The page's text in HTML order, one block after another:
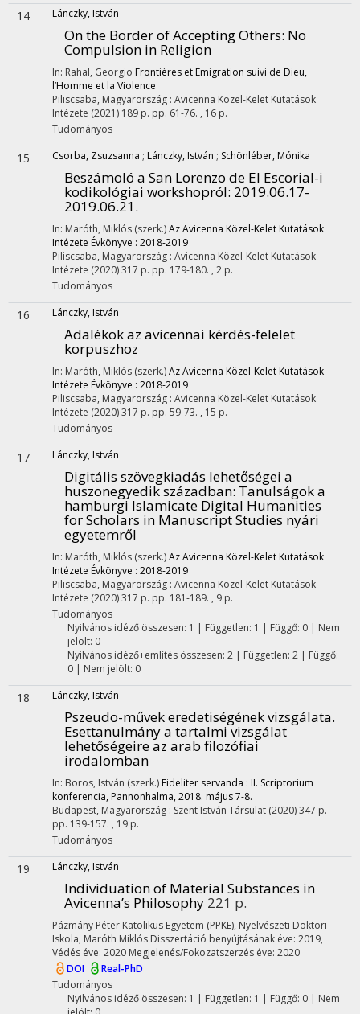
14 Lánczky, István
On the Border of Accepting Others: No
Compulsion in Religion
In: Rahal, Georgio Frontières et Emigration suivi de Dieu,
l’Homme et la Violence
Piliscsaba, Magyarország : Avicenna Közel-Kelet Kutatások
Intézete (2021) 189 p. pp. 61-76. , 16 p.
Tudományos
15 Csorba, Zsuzsanna ; Lánczky, István ; Schönléber, Mónika
Beszámoló a San Lorenzo de El Escorial-i
kodikológiai workshopról: 2019.06.17-
2019.06.21.
In: Maróth, Miklós (szerk.)Az Avicenna Közel-Kelet Kutatások
Intézete Évkönyve : 2018-2019
Piliscsaba, Magyarország : Avicenna Közel-Kelet Kutatások
Intézete (2020)317 p. pp. 179-180. , 2 p.
Tudományos
16 Lánczky, István
Adalékok az avicennai kérdés-felelet
korpuszhoz
In: Maróth, Miklós (szerk.)Az Avicenna Közel-Kelet Kutatások
Intézete Évkönyve : 2018-2019
Piliscsaba, Magyarország : Avicenna Közel-Kelet Kutatások
Intézete (2020)317 p. pp. 59-73. , 15 p.
Tudományos
17 Lánczky, István
Digitális szövegkiadás lehetőségei a
huszonegyedik században: Tanulságok a
hamburgi Islamicate Digital Humanities
for Scholars in Manuscript Studies nyári
egyetemről
In: Maróth, Miklós (szerk.)Az Avicenna Közel-Kelet Kutatások
Intézete Évkönyve : 2018-2019
Piliscsaba, Magyarország : Avicenna Közel-Kelet Kutatások
Intézete (2020)317 p. pp. 181-189. , 9 p.
Tudományos
Nyilvános idéző összesen: 1 | Független: 1 | Függő: 0 | Nem
jelölt: 0
Nyilvános idéző+említés összesen: 2| Független: 2 | Függő:
0 | Nem jelölt: 0
18 Lánczky, István
Pszeudo-művek eredetiségének vizsgálata.
Esettanulmány a tartalmi vizsgálat
lehetőségeire az arab filozófiai
irodalomban
In: Boros, István (szerk.) Fideliter servanda : II. Scriptorium
konferencia, Pannonhalma, 2018. május 7-8.
Budapest, Magyarország : Szent István Társulat (2020)347 p.
pp. 139-157. , 19 p.
Tudományos
19 Lánczky, István
Individuation of Material Substances in
Avicenna’s Philosophy 221 p.
Pázmány Péter Katolikus Egyetem (PPKE), Nyelvészeti Doktori
Iskola, Maróth Miklós Disszertáció benyújtásának éve: 2019,
Védés éve: 2020 Megjelenés/Fokozatszerzés éve: 2020
DOI
Real-PhD
Tudományos
Nyilvános idéző összesen: 1 | Független: 1 | Függő: 0 | Nem